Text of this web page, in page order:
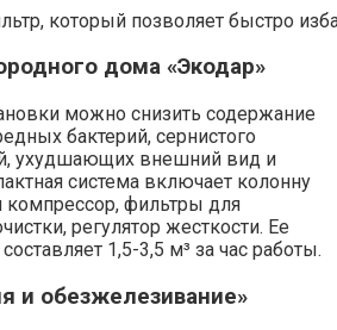
который позволяет быстро
дома «Экодар»
можно снизить содержание
бактерий, сернистого
ухудшающих внешний вид и
система включает колонну
фильтры для
регулятор жесткости. Ее
1,5-3,5 м³ за час работы.
и обезжелезивание»